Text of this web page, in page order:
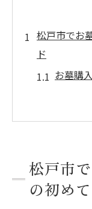
松戸市でお
ド
お墓購
松戸市
お墓選
松戸市
松戸市で理
松戸市
の初め